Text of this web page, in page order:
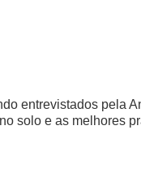
entrevistados pela
solo e as melhores